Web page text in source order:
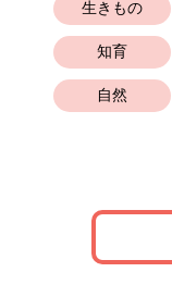
生きもの
知育
自然